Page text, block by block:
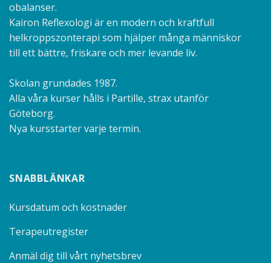
obalanser.
Kairon Reflexologi är en modern och kraftfull
helkroppszonterapi som hjälper många människor
till ett bättre, friskare och mer levande liv.
Skolan grundades 1987.
Alla våra kurser hålls i Partille, strax utanför
Göteborg.
Nya kursstarter varje termin.
SNABBLÄNKAR
Kursdatum och kostnader
Terapeutregister
Anmäl dig till vårt nyhetsbrev